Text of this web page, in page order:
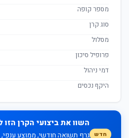
מספר קופה
סוג קרן
מסלול
פרופיל סיכון
דמי ניהול
היקף נכסים
חדש
השוו את ביצועי הקרן הזו
גרף תשואה חודשי, ממוצע ענפי,